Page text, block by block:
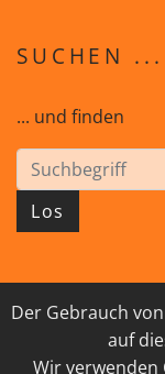
Der Gebrauch
auf
Wir verwenden
SUCHEN ...
... und finden
Los
© 2026